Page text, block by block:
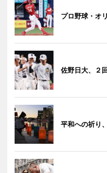
プロ野球・オ
佐野日大、２
平和への祈り